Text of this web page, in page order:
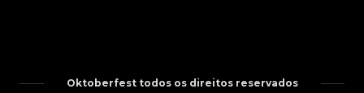
Oktoberfest todos os direitos reservados